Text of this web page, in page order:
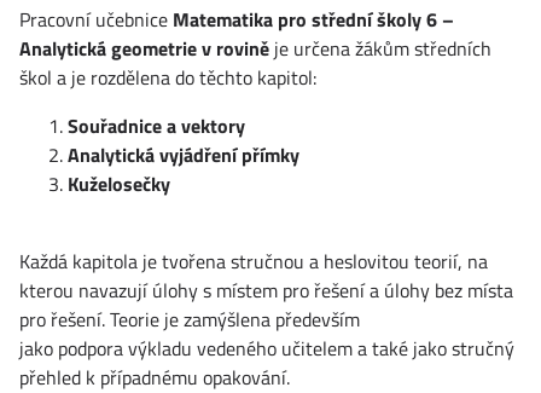
Pracovní učebnice Matematika pro střední školy 6 –
Analytická geometrie v rovině je určena žákům středních
škol a je rozdělena do těchto kapitol:
Souřadnice a vektory
Analytická vyjádření přímky
Kuželosečky
Každá kapitola je tvořena stručnou a heslovitou teorií, na
kterou navazují úlohy s místem pro řešení a úlohy bez místa
pro řešení. Teorie je zamýšlena především
jako podpora výkladu vedeného učitelem a také jako stručný
přehled k případnému opakování.